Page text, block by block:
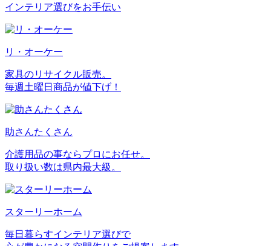
インテリア選びをお手伝い
リ・オーケー
家具のリサイクル販売。
毎週土曜日商品が値下げ！
助さんたくさん
介護用品の事ならプロにお任せ。
取り扱い数は県内最大級。
スターリーホーム
毎日暮らすインテリア選びで